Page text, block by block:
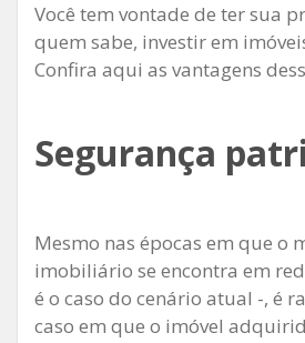
Você tem vontade de ter sua
quem sabe, investir em
Confira aqui as vantagens
Segurança
Mesmo nas épocas em que o
imobiliário se encontra em
é o caso do cenário atual -, é
caso em que o imóvel